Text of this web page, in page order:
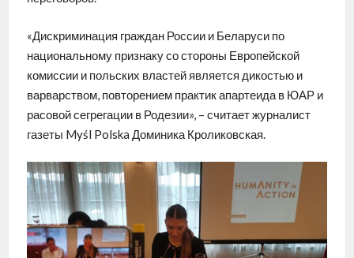
«Дискриминация граждан России и Беларуси по
национальному признаку со стороны Европейской
комиссии и польских властей является дикостью и
варварством, повторением практик апартеида в ЮАР и
расовой сегрегации в Родезии», – считает журналист
газеты Myśl Polska Доминика Кроликовская.